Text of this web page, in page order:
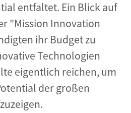
entfaltet. Ein Blick auf
"Mission Innovation
ihr Budget zu
Technologien
eigentlich reichen, um
der großen